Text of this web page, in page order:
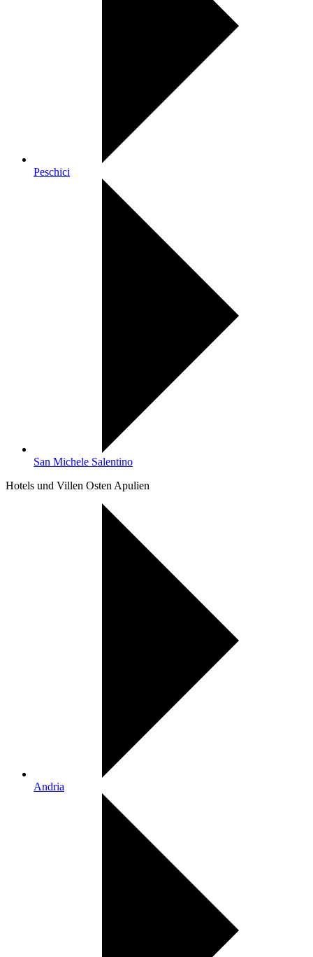
Peschici
San Michele Salentino
Hotels und Villen Osten Apulien
Andria